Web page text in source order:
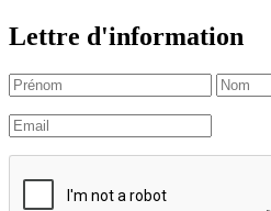
Lettre d'information